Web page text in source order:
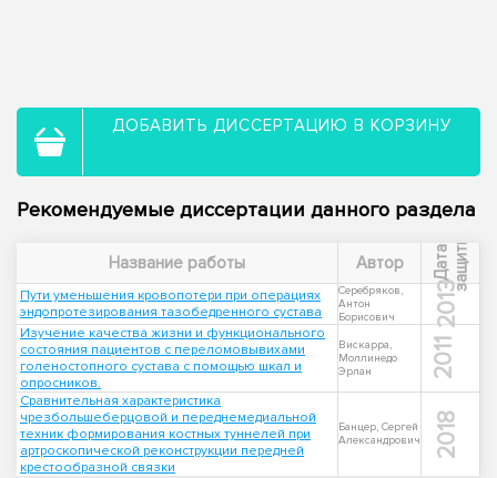
ДОБАВИТЬ ДИССЕРТАЦИЮ В КОРЗИНУ
Рекомендуемые диссертации данного раздела
Название работы Автор Д
а
т
а
з
а
щ
и
т ы
Пути уменьшения кровопотери при операциях
эндопротезирования тазобедренного сустава
Серебряков,
Антон
Борисович
2013
Изучение качества жизни и функционального
состояния пациентов с переломовывихами
голеностопного сустава с помощью шкал и
опросников.
Вискарра,
Моллинедо
Эрлан
2011
Сравнительная характеристика
чрезбольшеберцовой и переднемедиальной
техник формирования костных туннелей при
артроскопической реконструкции передней
крестообразной связки
Банцер, Сергей
Александрович
2018